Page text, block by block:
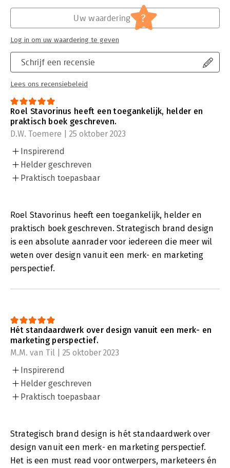
Schrijf een recensie
Lees ons recensiebeleid
Uw waardering ?
Log in om uw waardering te geven
Roel Stavorinus heeft een toegankelijk, helder en
praktisch boek geschreven.
D.W. Toemere | 25 oktober 2023
Inspirerend
Helder geschreven
Praktisch toepasbaar
Roel Stavorinus heeft een toegankelijk, helder en
praktisch boek geschreven. Strategisch brand design
is een absolute aanrader voor iedereen die meer wil
weten over design vanuit een merk- en marketing
perspectief.
Hét standaardwerk over design vanuit een merk- en
marketing perspectief.
M.M. van Til | 25 oktober 2023
Inspirerend
Helder geschreven
Praktisch toepasbaar
Strategisch brand design is hét standaardwerk over
design vanuit een merk- en marketing perspectief.
Het is een must read voor ontwerpers, marketeers én